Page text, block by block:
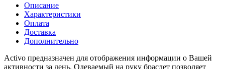
Описание
Характеристики
Оплата
Доставка
Дополнительно
Activo предназначен для отображения информации о Вашей
активности за день. Одеваемый на руку браслет позволяет